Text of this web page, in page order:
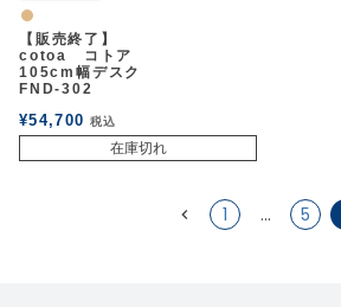
ブログ
ご利用ガイド
ナチュラル
【販売終了】
cotoa コトア
105cm幅デスク
FND-302
¥54,700 税込
在庫切れ
1 … 5